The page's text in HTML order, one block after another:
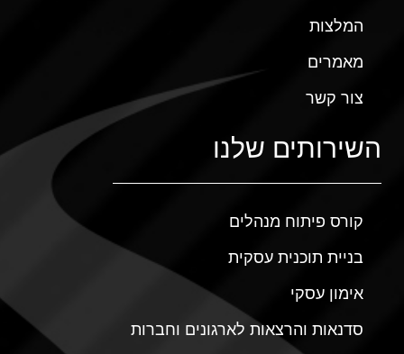
המלצות
מאמרים
צור קשר
השירותים שלנו
קורס פיתוח מנהלים
בניית תוכנית עסקית
אימון עסקי
סדנאות והרצאות לארגונים וחברות